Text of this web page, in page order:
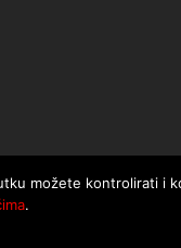
možete kontrolirati i
.